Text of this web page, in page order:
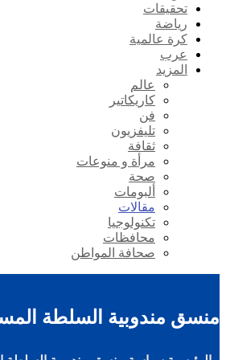
تحقيقات
رياضة
كرة عالمية
عرب
المزيد
عالم
كاريكاتير
فن
تليفزيون
ثقافة
مرأة و منوعات
صحة
ألبومات
مقالات
تكنولوجيا
محافظات
صحافة المواطن
منسق مندوبية السلطة